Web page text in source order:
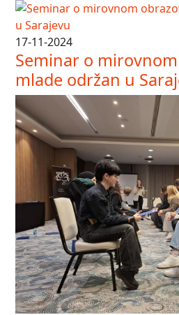
17-11-2024
Seminar o
mlade održan u